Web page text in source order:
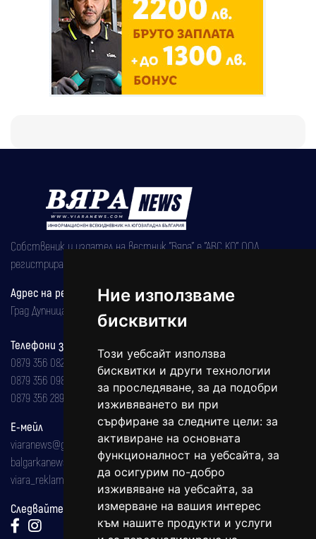
Ние използваме
бисквитки
Този уебсайт използва
бисквитки и други технологии
за проследяване, за да подобри
изживяването ви при
сърфиране за следните цели: за
активиране на основната
функционалност на уебсайта, за
да осигурим по-добро
изживяване на уебсайта, за
измерване на вашия интерес
към нашите продукти и услуги
Собственик и издател на вестник "Вяра" е "АВС КО" ООД,
регистрирана на 08.05.2002 година.
Адрес на редакцията
Град Дупница, ул.''Христо Ботев" 43
Телефони за реклама и абонаменти
0879 356 082
0879 356 098
0879 356 289
Е-мейл
viaranews@gmail.com
balgarkanews@gmail.com
viara_reklama@mail.bg
Следвайте ни: